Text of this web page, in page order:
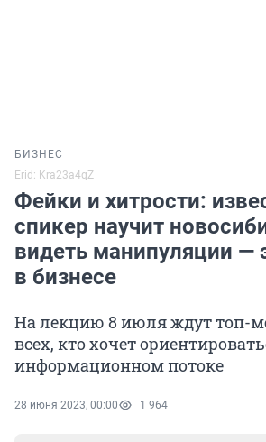
БИЗНЕС
Erid: Kra23a4qZ
Фейки и хитрости:
спикер научит
видеть манипуляции —
в бизнесе
На лекцию 8 июля ждут топ-
всех, кто хочет
информационном потоке
28 июня 2023, 00:00 1 964